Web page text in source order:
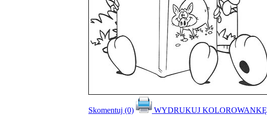
Skomentuj (0) WYDRUKUJ KOLOROWANKĘ